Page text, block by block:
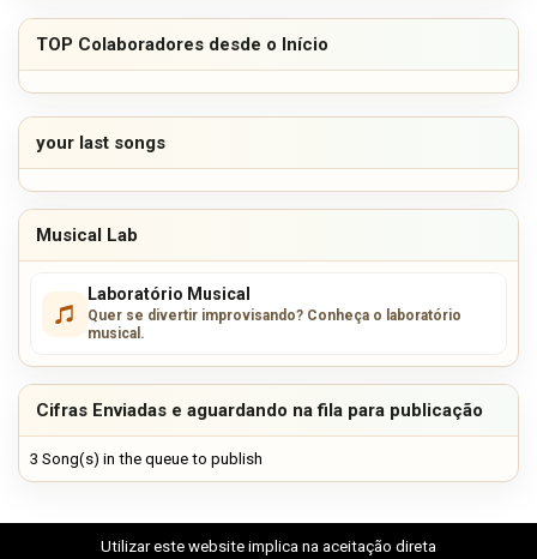
TOP Colaboradores desde o Início
your last songs
Musical Lab
Laboratório Musical
Quer se divertir improvisando? Conheça o laboratório
musical.
Cifras Enviadas e aguardando na fila para publicação
3 Song(s) in the queue to publish
Utilizar este website implica na aceitação direta